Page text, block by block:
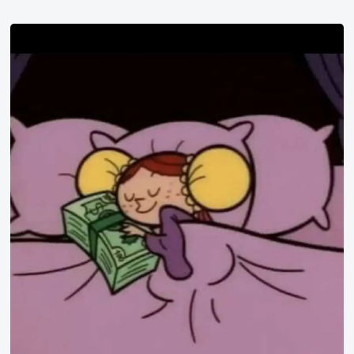
72
定
律